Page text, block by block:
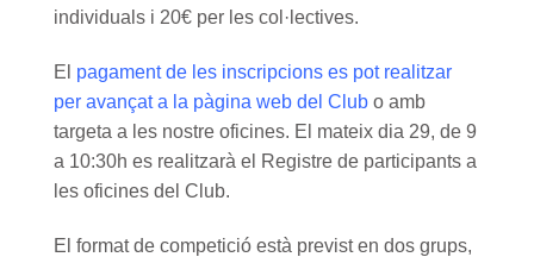
individuals i 20€ per les col·lectives.
El pagament de les inscripcions es pot realitzar
per avançat a la pàgina web del Club o amb
targeta a les nostre oficines. El mateix dia 29, de 9
a 10:30h es realitzarà el Registre de participants a
les oficines del Club.
El format de competició està previst en dos grups,